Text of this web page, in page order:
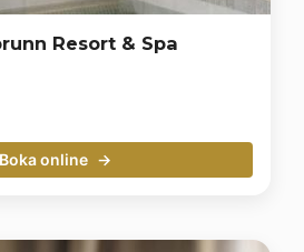
Resort & Spa
Boka online